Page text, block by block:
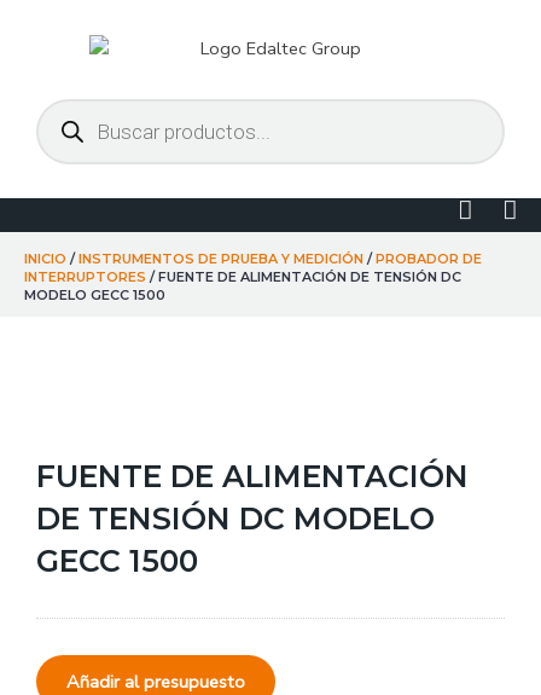
Búsqueda
de
productos
in
INICIO /INSTRUMENTOS DE PRUEBA Y MEDICIÓN /PROBADOR DE
INTERRUPTORES / FUENTE DE ALIMENTACIÓN DE TENSIÓN DC
MODELO GECC 1500
FUENTE DE ALIMENTACIÓN
DE TENSIÓN DC MODELO
GECC 1500
Añadir al presupuesto